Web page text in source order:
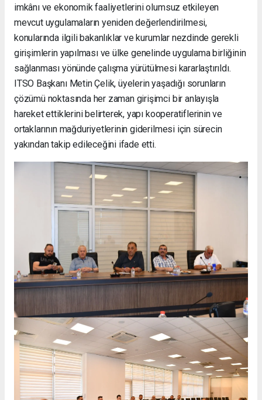
imkânı ve ekonomik faaliyetlerini olumsuz etkileyen
mevcut uygulamaların yeniden değerlendirilmesi,
konularında ilgili bakanlıklar ve kurumlar nezdinde gerekli
girişimlerin yapılması ve ülke genelinde uygulama birliğinin
sağlanması yönünde çalışma yürütülmesi kararlaştırıldı.
ITSO Başkanı Metin Çelik, üyelerin yaşadığı sorunların
çözümü noktasında her zaman girişimci bir anlayışla
hareket ettiklerini belirterek, yapı kooperatiflerinin ve
ortaklarının mağduriyetlerinin giderilmesi için sürecin
yakından takip edileceğini ifade etti.